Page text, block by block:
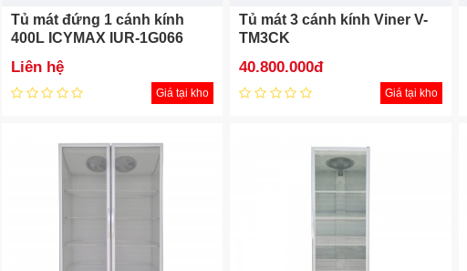
Tủ mát đứng 1 cánh kính
400L ICYMAX IUR-1G066
Liên hệ
Giá tại kho
Tủ mát 3 cánh kính Viner V-
TM3CK
40.800.000đ
Giá tại kho